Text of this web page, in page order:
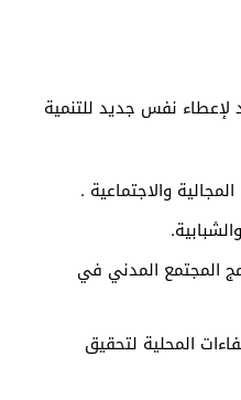
لإعطاء نفس جديد للتنمية
والاجتماعية .
المجتمع المدني في
المحلية لتحقيق